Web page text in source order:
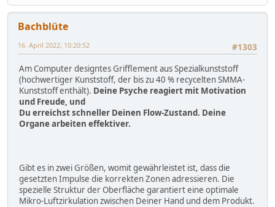
Bachblüte
#1303
16. April 2022, 10:20:52
Am Computer designtes Grifflement aus Spezialkunststoff
(hochwertiger Kunststoff, der bis zu 40 % recycelten SMMA-
Kunststoff enthält). Deine Psyche reagiert mit Motivation
und Freude, und
Du erreichst schneller Deinen Flow-Zustand. Deine
Organe arbeiten effektiver.
Gibt es in zwei Größen, womit gewährleistet ist, dass die
gesetzten Impulse die korrekten Zonen adressieren. Die
spezielle Struktur der Oberfläche garantiert eine optimale
Mikro-Luftzirkulation zwischen Deiner Hand und dem Produkt.